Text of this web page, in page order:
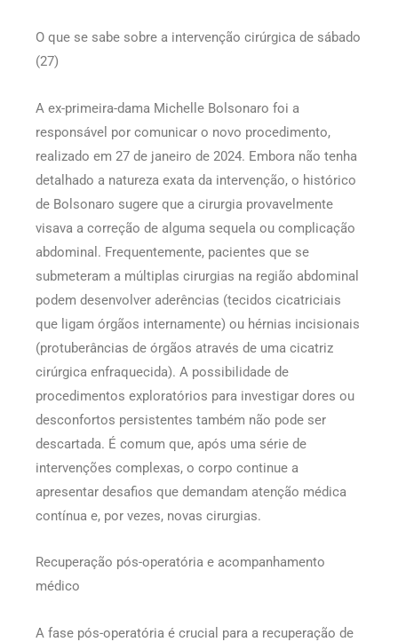
O que se sabe sobre a intervenção cirúrgica de sábado
(27)
A ex-primeira-dama Michelle Bolsonaro foi a
responsável por comunicar o novo procedimento,
realizado em 27 de janeiro de 2024. Embora não tenha
detalhado a natureza exata da intervenção, o histórico
de Bolsonaro sugere que a cirurgia provavelmente
visava a correção de alguma sequela ou complicação
abdominal. Frequentemente, pacientes que se
submeteram a múltiplas cirurgias na região abdominal
podem desenvolver aderências (tecidos cicatriciais
que ligam órgãos internamente) ou hérnias incisionais
(protuberâncias de órgãos através de uma cicatriz
cirúrgica enfraquecida). A possibilidade de
procedimentos exploratórios para investigar dores ou
desconfortos persistentes também não pode ser
descartada. É comum que, após uma série de
intervenções complexas, o corpo continue a
apresentar desafios que demandam atenção médica
contínua e, por vezes, novas cirurgias.
Recuperação pós-operatória e acompanhamento
médico
A fase pós-operatória é crucial para a recuperação de